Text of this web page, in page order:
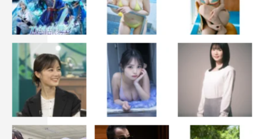
映画「アンダードッグ」
出演：森山未來 北村匠海／勝地涼
監督：武正晴「全裸監督」「百円の恋」
原作・脚本：足立紳「百円の恋」「喜劇 愛妻物語」
音楽：海田庄吾「百円の恋」「喜劇 愛妻物語」
企画・プロデュース：東映ビデオ